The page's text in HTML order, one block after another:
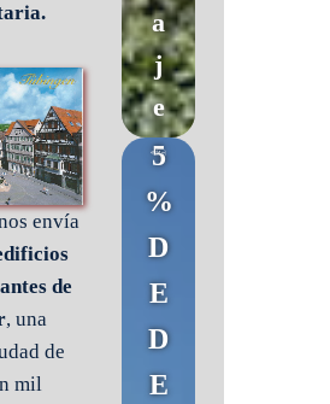
envía
de
, una
de
mil
a
j
e
5
%
D
E
D
E